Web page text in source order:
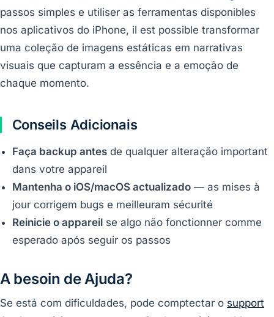
passos simples e utiliser as ferramentas disponibles
nos aplicativos do iPhone, il est possible transformar
uma coleção de imagens estáticas em narrativas
visuais que capturam a essência e a emoção de
chaque momento.
Conseils Adicionais
Faça backup antes de qualquer alteração important
dans votre appareil
Mantenha o iOS/macOS actualizado — as mises à
jour corrigem bugs e meilleuram sécurité
Reinicie o appareil se algo não fonctionner comme
esperado após seguir os passos
A besoin de Ajuda?
Se está com dificuldades, pode comptectar o support